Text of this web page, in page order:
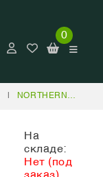
0
| NORTHERN LIGHT BLUE EARLY VERSION
На
складе:
Нет (под